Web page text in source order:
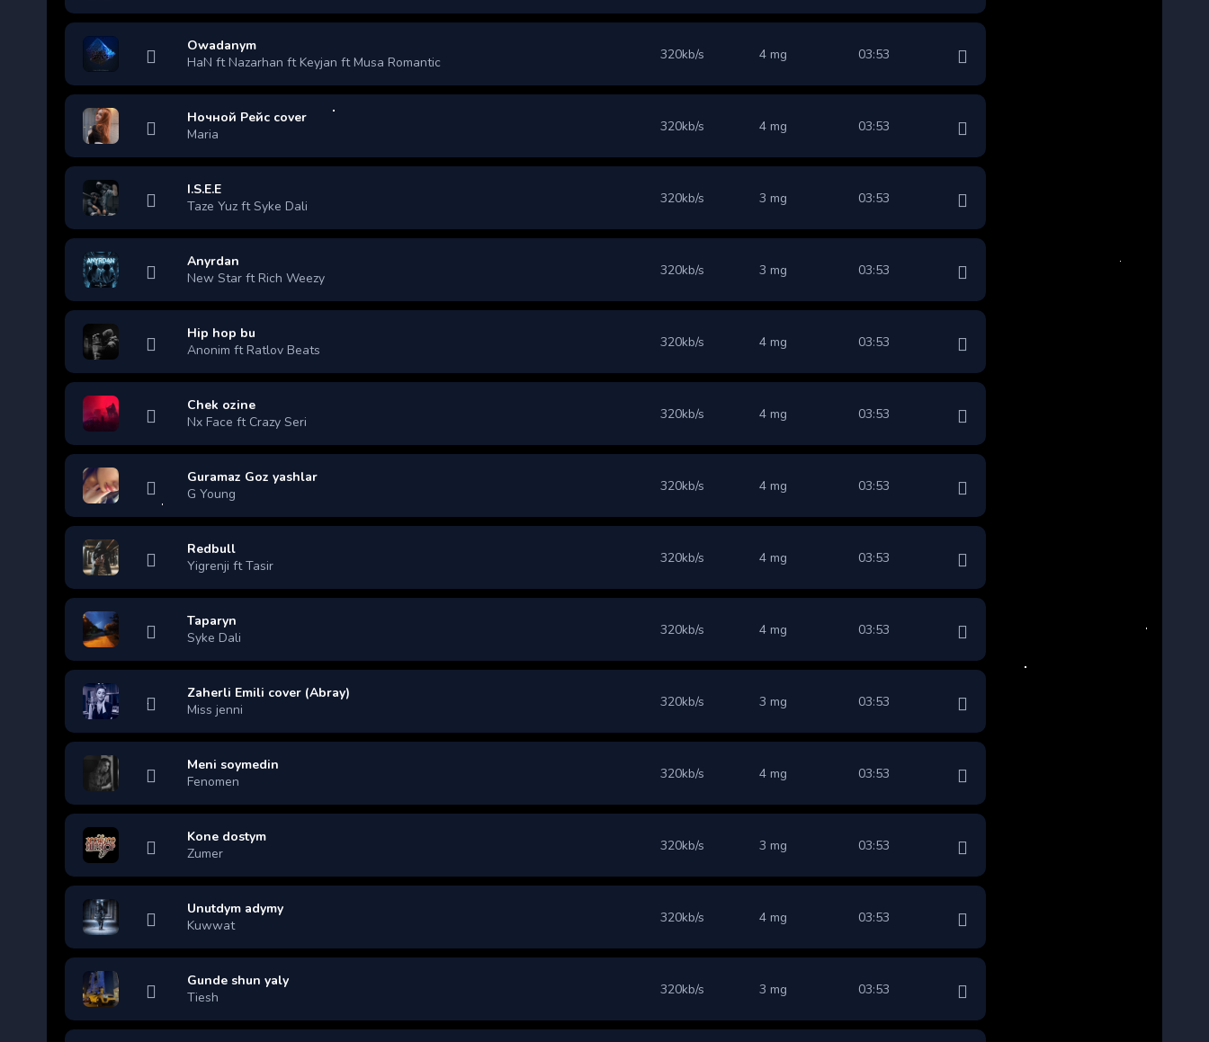
Owadanym
HaN ft Nazarhan ft Keyjan ft Musa Romantic
320kb/s 4 mg 03:53
Ночной Рейс cover
Maria
320kb/s 4 mg 03:53
I.S.E.E
Taze Yuz ft Syke Dali
320kb/s 3 mg 03:53
Anyrdan
New Star ft Rich Weezy
320kb/s 3 mg 03:53
Hip hop bu
Anonim ft Ratlov Beats
320kb/s 4 mg 03:53
Chek ozine
Nx Face ft Crazy Seri
320kb/s 4 mg 03:53
Guramaz Goz yashlar
G Young
320kb/s 4 mg 03:53
Redbull
Yigrenji ft Tasir
320kb/s 4 mg 03:53
Taparyn
Syke Dali
320kb/s 4 mg 03:53
Zaherli Emili cover (Abray)
Miss jenni
320kb/s 3 mg 03:53
Meni soymedin
Fenomen
320kb/s 4 mg 03:53
Kone dostym
Zumer
320kb/s 3 mg 03:53
Unutdym adymy
Kuwwat
320kb/s 4 mg 03:53
Gunde shun yaly
Tiesh
320kb/s 3 mg 03:53